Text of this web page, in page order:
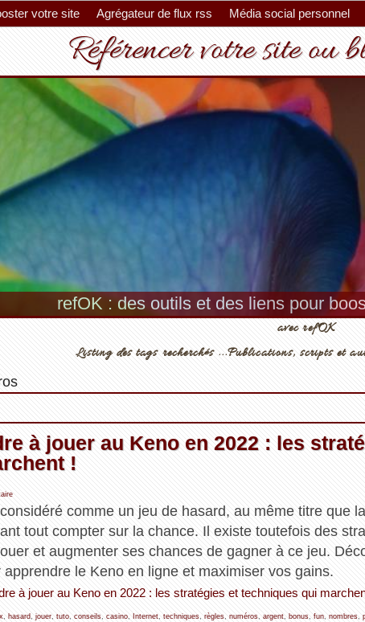
votre site Agrégateur de flux rss Média social personnel
Référencer votre site ou
refOK : des outils et des liens pour
avec refOK
Listing des tags recherchés ...Publications, scripts et
à jouer au Keno en 2022 : les
!
comme un jeu de hasard, au même titre que
tout compter sur la chance. Il existe toutefois des
et augmenter ses chances de gagner à ce jeu.
le Keno en ligne et maximiser vos gains.
à jouer au Keno en 2022 : les stratégies et techniques qui
, hasard, jouer, tuto, conseils, casino, Internet, techniques, règles, numéros, argent, bonus, fun, nombres,